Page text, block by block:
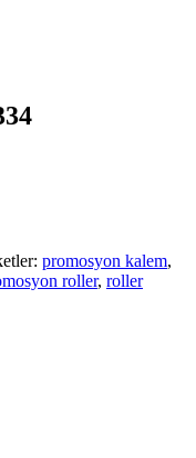
promosyon kalem,
roller, roller